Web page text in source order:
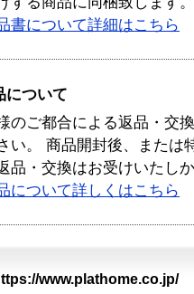
書について詳細はこちら
について
のご都合による返品・交
い。 商品開封後、または
品・交換はお受けいたし
について詳しくはこちら
www.plathome.co.jp/